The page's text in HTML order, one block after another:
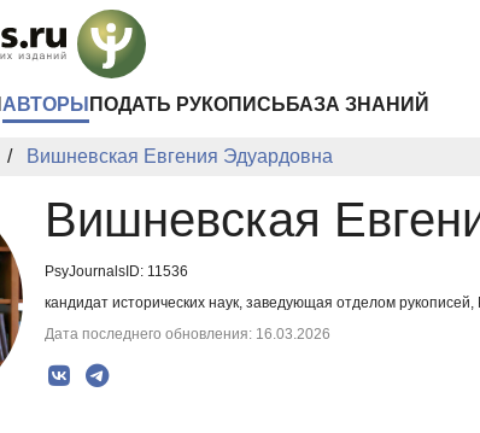
АВТОРЫ ПОДАТЬ РУКОПИСЬ БАЗА ЗНАНИЙ
Вишневская Евгения Эдуардовна
Вишневская
PsyJournalsID: 11536
кандидат исторических наук, заведующая отделом
Дата последнего обновления: 16.03.2026